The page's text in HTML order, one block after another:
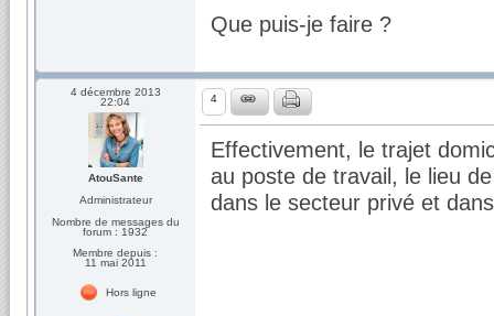
Que puis-je faire ?
4 décembre 2013
22:04
AtouSante
Administrateur
Nombre de messages du
forum : 1932
Membre depuis :
11 mai 2011
Hors ligne
4
Effectivement, le trajet
au poste de travail, le lieu
dans le secteur privé et